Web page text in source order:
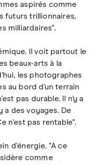
aspirés comme
futurs trillionnaires,
milliardaires".
Il voit partout le
beaux-arts à la
les photographes
au bord d'un terrain
pas durable. Il n'y a
a des voyages. De
n'est pas rentable".
d'énergie. "A ce
comme